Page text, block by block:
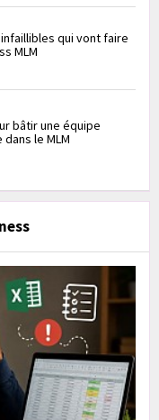
qui vont faire
MLM
bâtir une équipe
le MLM